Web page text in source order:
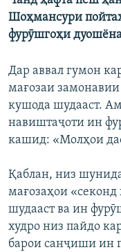
Ҳамаи сомонаҳои
Шоҳмансури
фурӯшгоҳи
Дар аввал гумон
мағозаи
кушода шудааст.
навиштаҷоти ин
кашид: «Молҳои
Қаблан, низ
мағозаҳои «секонд
шудааст ва ин
худро низ пайдо
барои санҷиши ин